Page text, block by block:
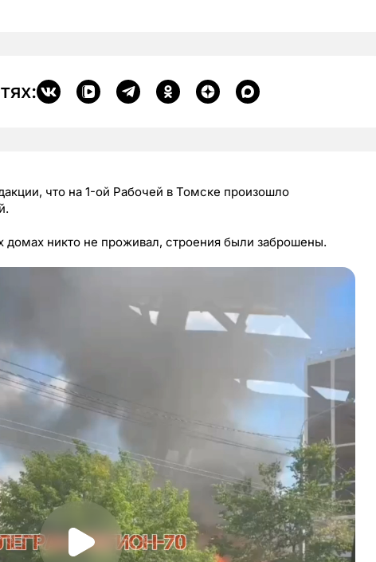
что на 1-ой Рабочей в Томске произошло
домах никто не проживал, строения были заброшены.